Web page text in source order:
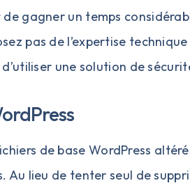
gagner un temps
pas de l’expertise
une solution de
de base WordPress
lieu de tenter seul de